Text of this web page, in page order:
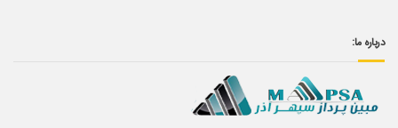
درباره ما: